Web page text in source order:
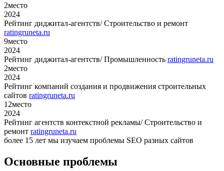
2место
2024
Рейтинг диджитал-агентств/ Строительство и ремонт
ratingruneta.ru
9место
2024
Рейтинг диджитал-агентств/ Промышленность ratingruneta.ru
2место
2024
Рейтинг компаний создания и продвижения строительных
сайтов ratingruneta.ru
12место
2024
Рейтинг агентств контекстной рекламы/ Строительство и
ремонт ratingruneta.ru
более 15 лет мы изучаем проблемы SEO разных сайтов
Основные проблемы